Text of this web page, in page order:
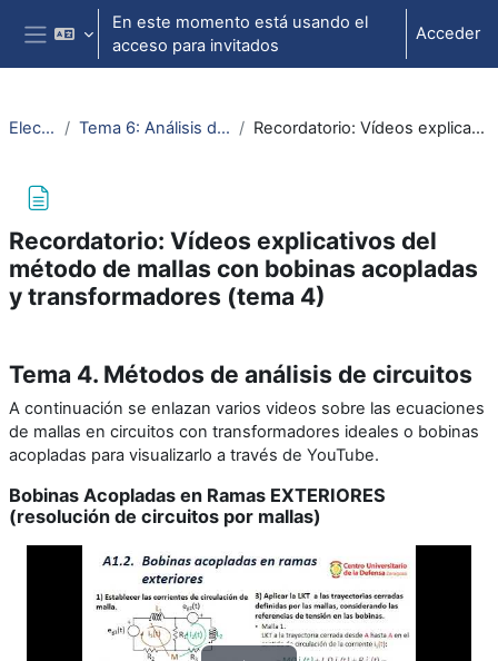
Salta al contenido principal
Panel lateral
En este momento está usando el
acceso para invitados
Acceder
ElectrotecniaAbierta Tema 6: Análisis de circuitos en Régimen Estacionario Sinusoidal (RES) Recordatorio: Vídeos explicativos del método de mallas con bobinas acopladas y transformadores (tema 4)
Recordatorio: Vídeos explicativos del
método de mallas con bobinas acopladas
y transformadores (tema 4)
Tema 4. Métodos de análisis de circuitos
A continuación se enlazan varios videos sobre las ecuaciones
de mallas en circuitos con transformadores ideales o bobinas
acopladas para visualizarlo a través de YouTube.
Bobinas Acopladas en Ramas EXTERIORES
(resolución de circuitos por mallas)